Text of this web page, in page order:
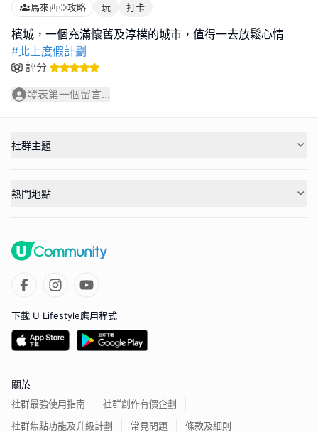
馬來西亞攻略 玩 打卡
#北上度假計劃
評分
發表第一個留言...
社群主題
熱門地點
下載 U Lifestyle應用程式
關於
社群最強使用指南
社群創作有價企劃
社群焦點功能及升級計劃
常見問題 條款及細則